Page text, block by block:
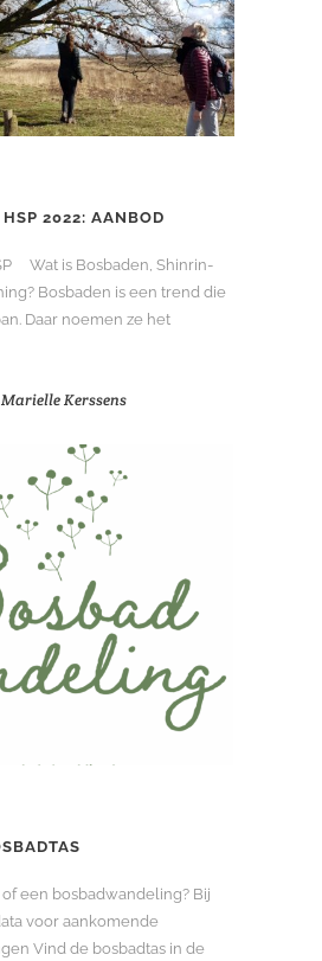
2022: AANBOD
Wat is Bosbaden, Shinrin-
Bosbaden is een trend die
Daar noemen ze het
Marielle Kerssens
een bosbadwandeling? Bij
voor aankomende
Vind de bosbadtas in de